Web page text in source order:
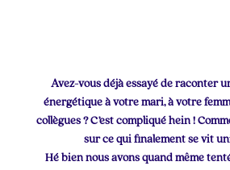
Avez-vous déjà essayé de raconter
énergétique à votre mari, à votre
collègues ? C’est compliqué hein !
sur ce qui finalement se vit
Hé bien nous avons quand même